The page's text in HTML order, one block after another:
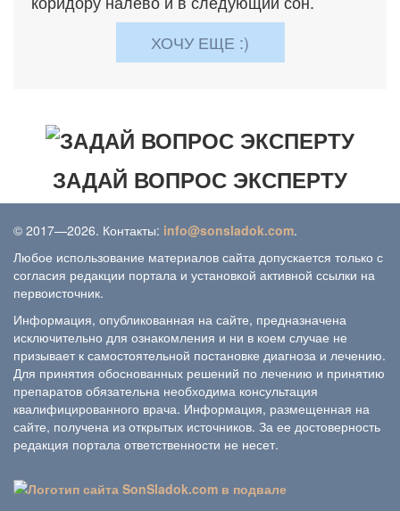
ХОЧУ ЕЩЕ :)
ЗАДАЙ ВОПРОС ЭКСПЕРТУ
© 2017—2026. Контакты: info@sonsladok.com.
Любое использование материалов сайта допускается только с
согласия редакции портала и установкой активной ссылки на
первоисточник.
Информация, опубликованная на сайте, предназначена
исключительно для ознакомления и ни в коем случае не
призывает к самостоятельной постановке диагноза и лечению.
Для принятия обоснованных решений по лечению и принятию
препаратов обязательна необходима консультация
квалифицированного врача. Информация, размещенная на
сайте, получена из открытых источников. За ее достоверность
редакция портала ответственности не несет.